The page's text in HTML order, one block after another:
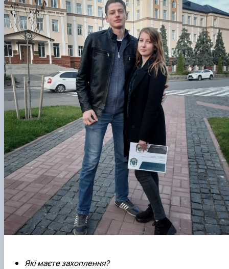
Які маєте захоплення?